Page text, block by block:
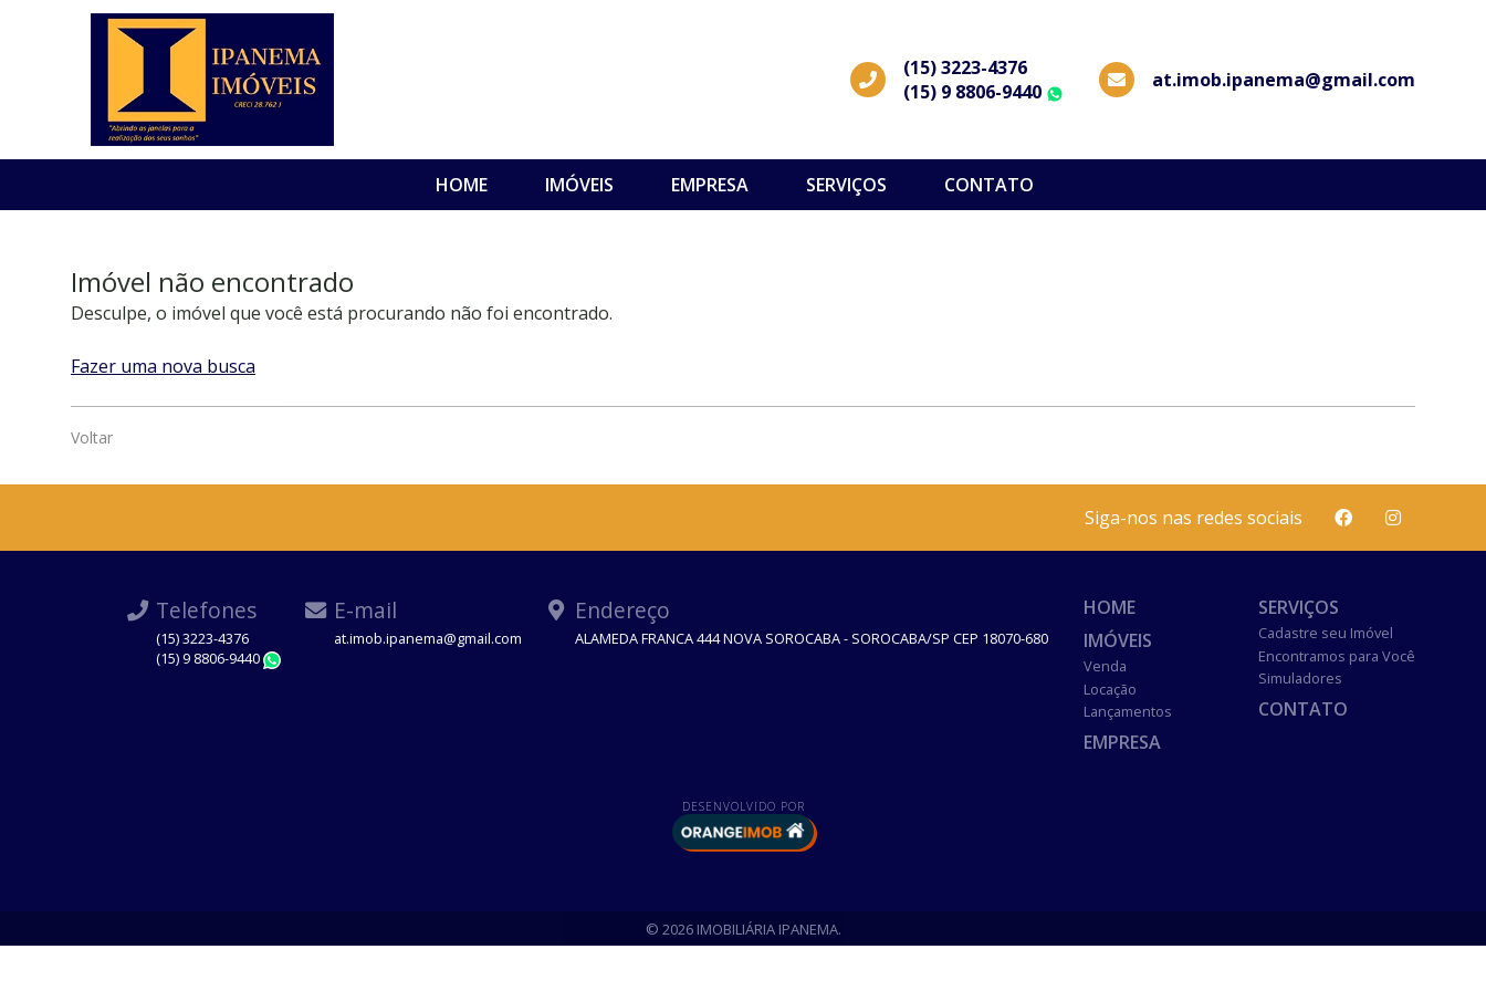
(15) 3223-4376
(15) 9 8806-9440
WhatsApp
at.imob.ipanema@gmail.com
HOME IMÓVEIS EMPRESA SERVIÇOS CONTATO
Imóvel não encontrado
Desculpe, o imóvel que você está procurando não foi encontrado.
Fazer uma nova busca
Voltar
Siga-nos nas redes sociais
Telefones
(15) 3223-4376
(15) 9 8806-9440
E-mail
at.imob.ipanema@gmail.com
Endereço
ALAMEDA FRANCA 444 NOVA SOROCABA - SOROCABA/SP CEP 18070-680
HOME
IMÓVEIS
Venda
Locação
Lançamentos
EMPRESA
SERVIÇOS
Cadastre seu Imóvel
Encontramos para Você
Simuladores
CONTATO
DESENVOLVIDO POR
© 2026 IMOBILIÁRIA IPANEMA.